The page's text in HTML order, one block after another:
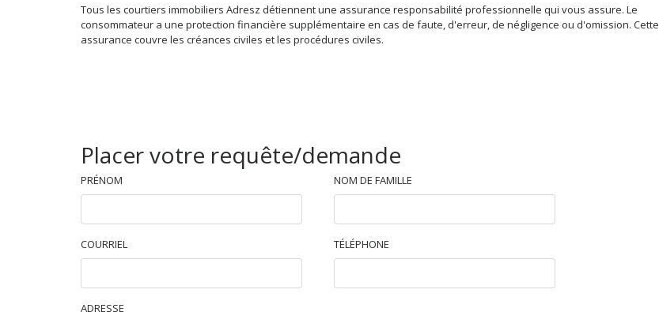
Tous les courtiers immobiliers Adresz détiennent une assurance responsabilité professionnelle qui vous assure. Le
consommateur a une protection financière supplémentaire en cas de faute, d'erreur, de négligence ou d'omission. Cette
assurance couvre les créances civiles et les procédures civiles.
Placer votre requête/demande
PRÉNOM NOM DE FAMILLE
COURRIEL TÉLÉPHONE
ADRESSE